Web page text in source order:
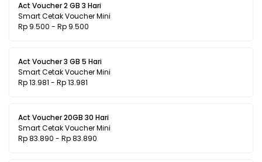
Act Voucher 2 GB 3 Hari
Smart Cetak Voucher Mini
Rp 9.500 - Rp 9.500
Act Voucher 3 GB 5 Hari
Smart Cetak Voucher Mini
Rp 13.981 - Rp 13.981
Act Voucher 20GB 30 Hari
Smart Cetak Voucher Mini
Rp 83.890 - Rp 83.890